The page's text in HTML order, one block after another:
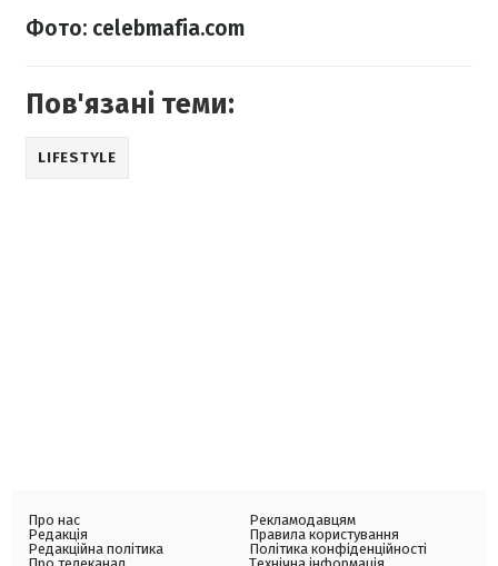
Фото: celebmafia.com
Пов'язані теми:
LIFESTYLE
Про нас
Редакція
Редакційна політика
Рекламодавцям
Правила користування
Політика конфіденційності